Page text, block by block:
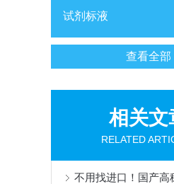
试剂标液
查看全部
相关文
RELATED